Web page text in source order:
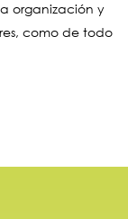
organización y
como de todo